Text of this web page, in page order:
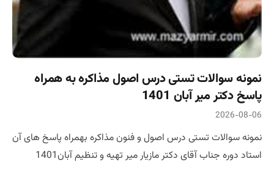
نمونه سوالات تستی درس اصول مذاکره به همراه
پاسخ دکتر میر آبان 1401
2026-08-06
نمونه سوالات تستی درس اصول و فنون مذاکره بهمراه پاسخ های آن
استاد دوره جناب آقای دکتر مازیار میر تهیه و تنظیم آبان1401